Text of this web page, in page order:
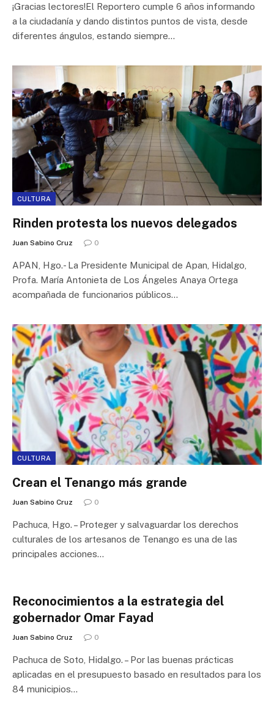
¡Gracias lectores!El Reportero cumple 6 años informando
a la ciudadanía y dando distintos puntos de vista, desde
diferentes ángulos, estando siempre…
CULTURA
Rinden protesta los nuevos delegados
Juan Sabino Cruz 0
APAN, Hgo.- La Presidente Municipal de Apan, Hidalgo,
Profa. María Antonieta de Los Ángeles Anaya Ortega
acompañada de funcionarios públicos…
CULTURA
Crean el Tenango más grande
Juan Sabino Cruz 0
Pachuca, Hgo. – Proteger y salvaguardar los derechos
culturales de los artesanos de Tenango es una de las
principales acciones…
Reconocimientos a la estrategia del
gobernador Omar Fayad
Juan Sabino Cruz 0
Pachuca de Soto, Hidalgo. – Por las buenas prácticas
aplicadas en el presupuesto basado en resultados para los
84 municipios…